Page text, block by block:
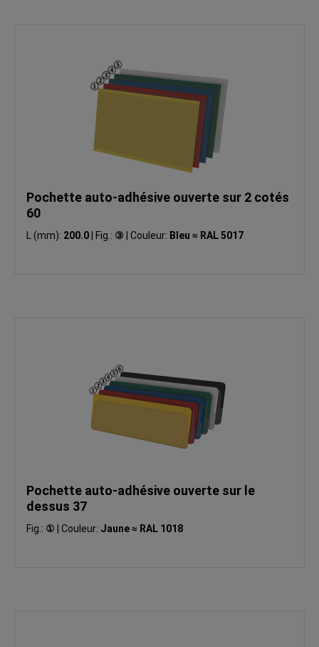
Pochette auto-adhésive ouverte sur 2 cotés
60
L (mm): 200.0 Fig.: ③ Couleur: Bleu ≈ RAL 5017
Pochette auto-adhésive ouverte sur le
dessus 37
Fig.: ① Couleur: Jaune ≈ RAL 1018